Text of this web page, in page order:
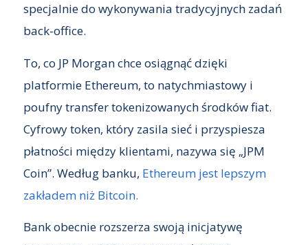
specjalnie do wykonywania tradycyjnych zadań
back-office.
To, co JP Morgan chce osiągnąć dzięki
platformie Ethereum, to natychmiastowy i
poufny transfer tokenizowanych środków fiat.
Cyfrowy token, który zasila sieć i przyspiesza
płatności między klientami, nazywa się „JPM
Coin”. Według banku, Ethereum jest lepszym
zakładem niż Bitcoin.
Bank obecnie rozszerza swoją inicjatywę